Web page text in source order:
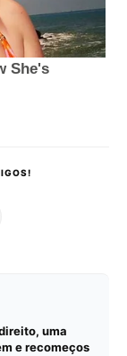
uma
e recomeços